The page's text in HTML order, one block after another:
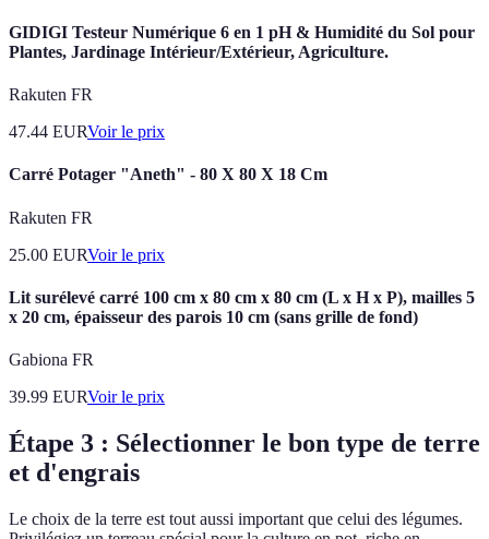
GIDIGI Testeur Numérique 6 en 1 pH & Humidité du Sol pour
Plantes, Jardinage Intérieur/Extérieur, Agriculture.
Rakuten FR
47.44 EURVoir le prix
Carré Potager "Aneth" - 80 X 80 X 18 Cm
Rakuten FR
25.00 EURVoir le prix
Lit surélevé carré 100 cm x 80 cm x 80 cm (L x H x P), mailles 5
x 20 cm, épaisseur des parois 10 cm (sans grille de fond)
Gabiona FR
39.99 EURVoir le prix
Étape 3 : Sélectionner le bon type de terre
et d'engrais
Le choix de la terre est tout aussi important que celui des légumes.